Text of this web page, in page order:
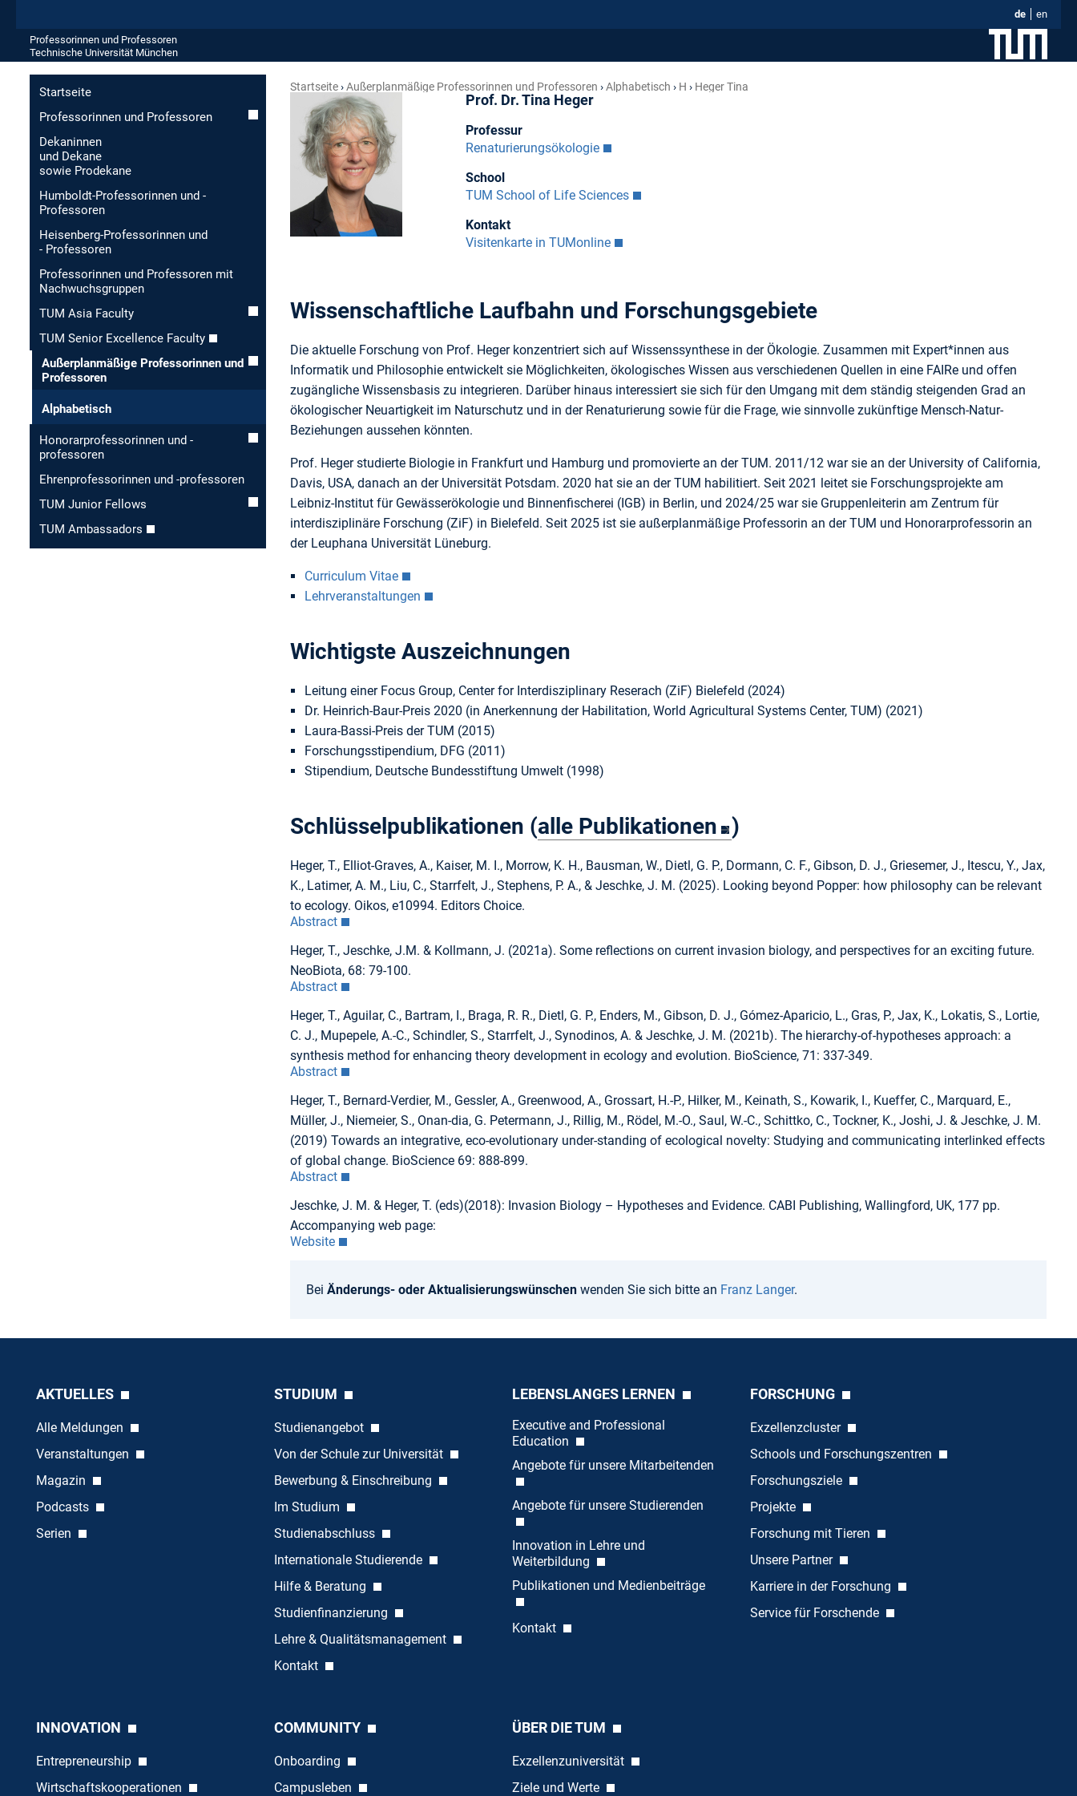
de en
Professorinnen und Professoren
Technische Universität München
Startseite
Professorinnen und Professoren
Dekaninnen
und Dekane
sowie Prodekane
Humboldt-Professorinnen und -
Professoren
Heisenberg-Professorinnen und
- Professoren
Professorinnen und Professoren mit
Nachwuchsgruppen
TUM Asia Faculty
TUM Senior Excellence Faculty
Außerplanmäßige Professorinnen und
Professoren
Alphabetisch
Honorar­professorinnen und -
professoren
Ehren­professorinnen und -professoren
TUM Junior Fellows
TUM Ambassadors
Startseite Außerplanmäßige Professorinnen und Professoren Alphabetisch H Heger Tina
Prof. Dr. Tina Heger
Professur
Renaturierungsökologie
School
TUM School of Life Sciences
Kontakt
Visitenkarte in TUMonline
Wissenschaftliche Laufbahn und Forschungsgebiete
Die aktuelle Forschung von Prof. Heger konzentriert sich auf Wissenssynthese in der Ökologie. Zusammen mit Expert*innen aus
Informatik und Philosophie entwickelt sie Möglichkeiten, ökologisches Wissen aus verschiedenen Quellen in eine FAIRe und offen
zugängliche Wissensbasis zu integrieren. Darüber hinaus interessiert sie sich für den Umgang mit dem ständig steigenden Grad an
ökologischer Neuartigkeit im Naturschutz und in der Renaturierung sowie für die Frage, wie sinnvolle zukünftige Mensch-Natur-
Beziehungen aussehen könnten.
Prof. Heger studierte Biologie in Frankfurt und Hamburg und promovierte an der TUM. 2011/12 war sie an der University of California,
Davis, USA, danach an der Universität Potsdam. 2020 hat sie an der TUM habilitiert. Seit 2021 leitet sie Forschungsprojekte am
Leibniz-Institut für Gewässerökologie und Binnenfischerei (IGB) in Berlin, und 2024/25 war sie Gruppenleiterin am Zentrum für
interdisziplinäre Forschung (ZiF) in Bielefeld. Seit 2025 ist sie außerplanmäßige Professorin an der TUM und Honorarprofessorin an
der Leuphana Universität Lüneburg.
Curriculum Vitae
Lehrveranstaltungen
Wichtigste Auszeichnungen
Leitung einer Focus Group, Center for Interdisziplinary Reserach (ZiF) Bielefeld (2024)
Dr. Heinrich-Baur-Preis 2020 (in Anerkennung der Habilitation, World Agricultural Systems Center, TUM) (2021)
Laura-Bassi-Preis der TUM (2015)
Forschungsstipendium, DFG (2011)
Stipendium, Deutsche Bundesstiftung Umwelt (1998)
Schlüsselpublikationen (alle Publikationen )
Heger, T., Elliot-Graves, A., Kaiser, M. I., Morrow, K. H., Bausman, W., Dietl, G. P., Dormann, C. F., Gibson, D. J., Griesemer, J., Itescu, Y., Jax,
K., Latimer, A. M., Liu, C., Starrfelt, J., Stephens, P. A., & Jeschke, J. M. (2025). Looking beyond Popper: how philosophy can be relevant
to ecology. Oikos, e10994. Editors Choice.
Abstract
Heger, T., Jeschke, J.M. & Kollmann, J. (2021a). Some reflections on current invasion biology, and perspectives for an exciting future.
NeoBiota, 68: 79-100.
Abstract
Heger, T., Aguilar, C., Bartram, I., Braga, R. R., Dietl, G. P., Enders, M., Gibson, D. J., Gómez-Aparicio, L., Gras, P., Jax, K., Lokatis, S., Lortie,
C. J., Mupepele, A.-C., Schindler, S., Starrfelt, J., Synodinos, A. & Jeschke, J. M. (2021b). The hierarchy-of-hypotheses approach: a
synthesis method for enhancing theory development in ecology and evolution. BioScience, 71: 337-349.
Abstract
Heger, T., Bernard-Verdier, M., Gessler, A., Greenwood, A., Grossart, H.-P., Hilker, M., Keinath, S., Kowarik, I., Kueffer, C., Marquard, E.,
Müller, J., Niemeier, S., Onan-dia, G. Petermann, J., Rillig, M., Rödel, M.-O., Saul, W.-C., Schittko, C., Tockner, K., Joshi, J. & Jeschke, J. M.
(2019) Towards an integrative, eco-evolutionary under-standing of ecological novelty: Studying and communicating interlinked effects
of global change. BioScience 69: 888-899.
Abstract
Jeschke, J. M. & Heger, T. (eds)(2018): Invasion Biology – Hypotheses and Evidence. CABI Publishing, Wallingford, UK, 177 pp.
Accompanying web page:
Website
Bei Änderungs- oder Aktualisierungswünschen wenden Sie sich bitte an Franz Langer.
AKTUELLES
Alle Meldungen
Veranstaltungen
Magazin
Podcasts
Serien
STUDIUM
Studienangebot
Von der Schule zur Universität
Bewerbung & Einschreibung
Im Studium
Studienabschluss
Internationale Studierende
Hilfe & Beratung
Studienfinanzierung
Lehre & Qualitätsmanagement
Kontakt
LEBENSLANGES LERNEN
Executive and Professional
Education
Angebote für unsere Mitarbeitenden
Angebote für unsere Studierenden
Innovation in Lehre und
Weiterbildung
Publikationen und Medienbeiträge
Kontakt
FORSCHUNG
Exzellenzcluster
Schools und Forschungszentren
Forschungsziele
Projekte
Forschung mit Tieren
Unsere Partner
Karriere in der Forschung
Service für Forschende
INNOVATION
Entrepreneurship
Wirtschaftskooperationen
COMMUNITY
Onboarding
Campusleben
ÜBER DIE TUM
Exzellenzuniversität
Ziele und Werte